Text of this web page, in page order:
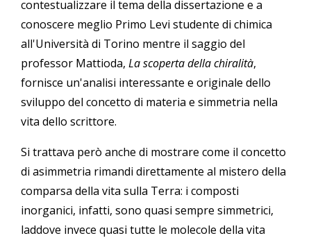
contestualizzare il tema della dissertazione e a
conoscere meglio Primo Levi studente di chimica
all'Università di Torino mentre il saggio del
professor Mattioda, La scoperta della chiralità,
fornisce un'analisi interessante e originale dello
sviluppo del concetto di materia e simmetria nella
vita dello scrittore.
Si trattava però anche di mostrare come il concetto
di asimmetria rimandi direttamente al mistero della
comparsa della vita sulla Terra: i composti
inorganici, infatti, sono quasi sempre simmetrici,
laddove invece quasi tutte le molecole della vita